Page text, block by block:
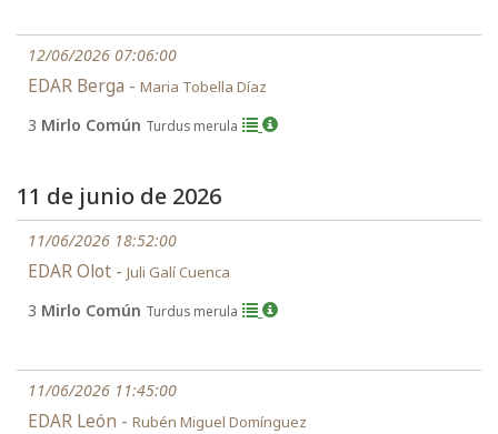
12/06/2026 07:06:00
EDAR Berga - Maria Tobella Díaz
3 Mirlo Común Turdus merula
11 de junio de 2026
11/06/2026 18:52:00
EDAR Olot - Juli Galí Cuenca
3 Mirlo Común Turdus merula
11/06/2026 11:45:00
EDAR León - Rubén Miguel Domínguez